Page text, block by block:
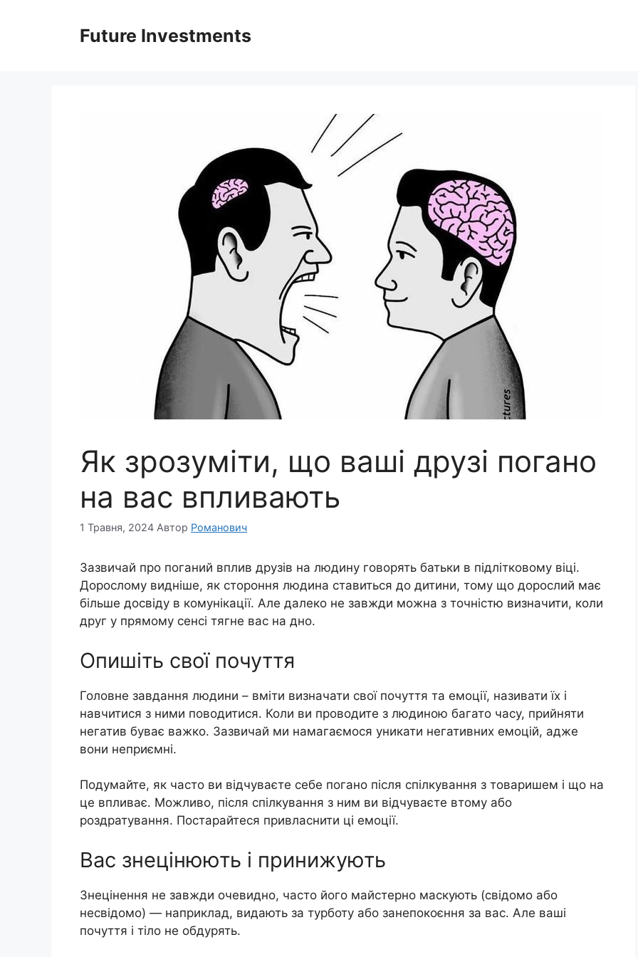
Future Investments
Як зрозуміти, що ваші друзі погано
на вас впливають
1 Травня, 2024 Автор Романович
Зазвичай про поганий вплив друзів на людину говорять батьки в підлітковому віці.
Дорослому видніше, як стороння людина ставиться до дитини, тому що дорослий має
більше досвіду в комунікації. Але далеко не завжди можна з точністю визначити, коли
друг у прямому сенсі тягне вас на дно.
Опишіть свої почуття
Головне завдання людини – вміти визначати свої почуття та емоції, називати їх і
навчитися з ними поводитися. Коли ви проводите з людиною багато часу, прийняти
негатив буває важко. Зазвичай ми намагаємося уникати негативних емоцій, адже
вони неприємні.
Подумайте, як часто ви відчуваєте себе погано після спілкування з товаришем і що на
це впливає. Можливо, після спілкування з ним ви відчуваєте втому або
роздратування. Постарайтеся привласнити ці емоції.
Вас знецінюють і принижують
Знецінення не завжди очевидно, часто його майстерно маскують (свідомо або
несвідомо) — наприклад, видають за турботу або занепокоєння за вас. Але ваші
почуття і тіло не обдурять.